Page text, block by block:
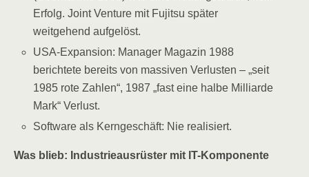
Erfolg. Joint Venture mit Fujitsu später
weitgehend aufgelöst.
USA-Expansion: Manager Magazin 1988
berichtete bereits von massiven Verlusten – „seit
1985 rote Zahlen“, 1987 „fast eine halbe Milliarde
Mark“ Verlust.
Software als Kerngeschäft: Nie realisiert.
Was blieb: Industrieausrüster mit IT-Komponente